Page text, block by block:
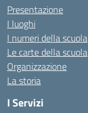
Presentazione
I luoghi
I numeri della scuola
Le carte della scuola
Organizzazione
La storia
I Servizi